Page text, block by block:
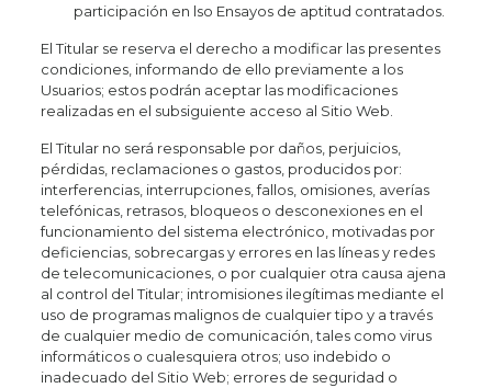
participación en lso Ensayos de aptitud contratados.
El Titular se reserva el derecho a modificar las presentes
condiciones, informando de ello previamente a los
Usuarios; estos podrán aceptar las modificaciones
realizadas en el subsiguiente acceso al Sitio Web.
El Titular no será responsable por daños, perjuicios,
pérdidas, reclamaciones o gastos, producidos por:
interferencias, interrupciones, fallos, omisiones, averías
telefónicas, retrasos, bloqueos o desconexiones en el
funcionamiento del sistema electrónico, motivadas por
deficiencias, sobrecargas y errores en las líneas y redes
de telecomunicaciones, o por cualquier otra causa ajena
al control del Titular; intromisiones ilegítimas mediante el
uso de programas malignos de cualquier tipo y a través
de cualquier medio de comunicación, tales como virus
informáticos o cualesquiera otros; uso indebido o
inadecuado del Sitio Web; errores de seguridad o